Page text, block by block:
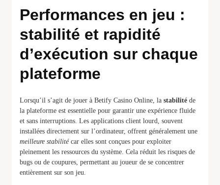
Performances en jeu :
stabilité et rapidité
d’exécution sur chaque
plateforme
Lorsqu’il s’agit de jouer à Betify Casino Online, la stabilité de
la plateforme est essentielle pour garantir une expérience fluide
et sans interruptions. Les applications client lourd, souvent
installées directement sur l’ordinateur, offrent généralement une
meilleure stabilitécar elles sont conçues pour exploiter
pleinement les ressources du système. Cela réduit les risques de
bugs ou de coupures, permettant au joueur de se concentrer
entièrement sur son jeu.